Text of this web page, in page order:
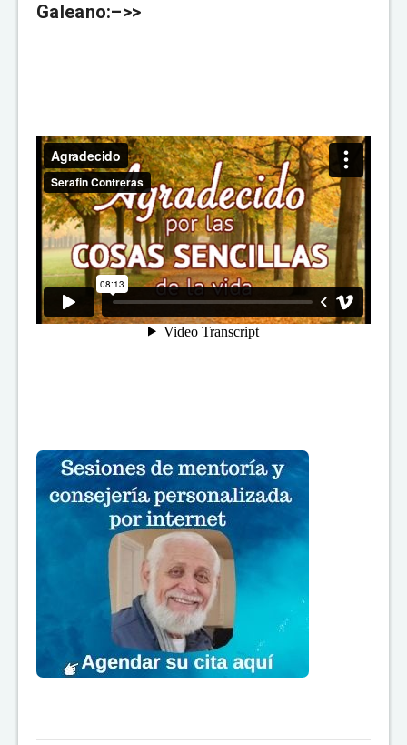
Galeano:–>>